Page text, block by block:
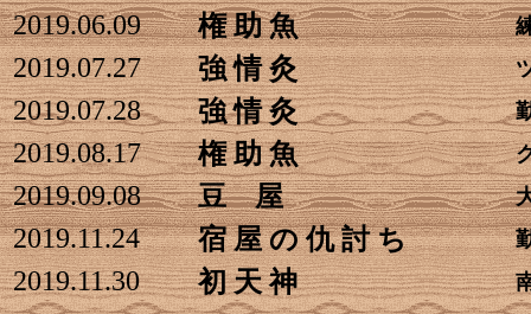
2019.06.09 権 助 魚
2019.07.27 強 情 灸
2019.07.28 強 情 灸
2019.08.17 権 助 魚
2019.09.08 豆 屋
2019.11.24 宿 屋 の 仇 討 ち
2019.11.30 初 天 神